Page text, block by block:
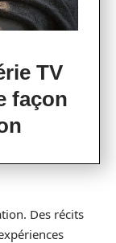
TV
façon
Des récits